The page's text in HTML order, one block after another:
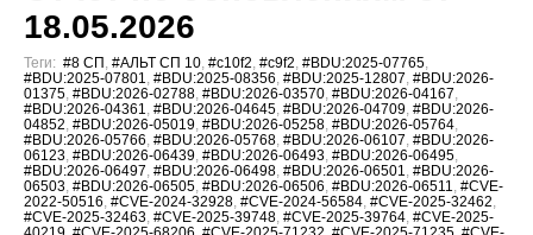
18.05.2026
Теги: #8 СП #АЛЬТ СП 10 #c10f2 #c9f2 #BDU:2025-07765
#BDU:2025-07801
#BDU:2025-08356 #BDU:2025-12807 #BDU:2026-
01375 #BDU:2026-02788 #BDU:2026-03570 #BDU:2026-04167
#BDU:2026-04361
#BDU:2026-04645 #BDU:2026-04709 #BDU:2026-
04852 #BDU:2026-05019 #BDU:2026-05258 #BDU:2026-05764
#BDU:2026-05766 #BDU:2026-05768 #BDU:2026-06107 #BDU:2026-
06123 #BDU:2026-06439 #BDU:2026-06493 #BDU:2026-06495
#BDU:2026-06497 #BDU:2026-06498 #BDU:2026-06501
#BDU:2026-
06503 #BDU:2026-06505 #BDU:2026-06506 #BDU:2026-06511
#CVE-
2022-50516 #CVE-2024-32928 #CVE-2024-56584 #CVE-2025-32462
#CVE-2025-32463 #CVE-2025-39748 #CVE-2025-39764 #CVE-2025-